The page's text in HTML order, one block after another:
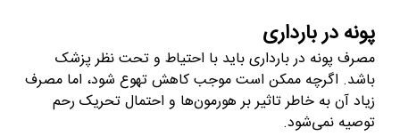
پونه در بارداری
مصرف پونه در بارداری باید با احتیاط و تحت نظر پزشک
باشد. اگرچه ممکن است موجب کاهش تهوع شود، اما مصرف
زیاد آن به خاطر تاثیر بر هورمون‌ها و احتمال تحریک رحم
توصیه نمی‌شود.